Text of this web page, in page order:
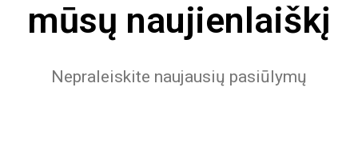
mūsų naujienlaiškį
Nepraleiskite naujausių pasiūlymų